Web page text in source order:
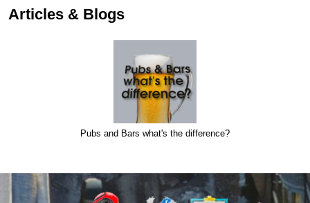
Articles & Blogs
Pubs and Bars what's the difference?